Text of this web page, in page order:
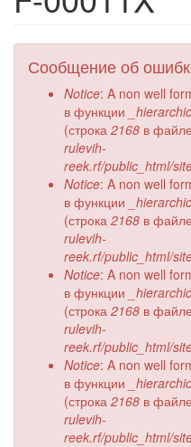
Сообщение об
Notice: A non well
в функции
(строка 2168 в
rulevih-
reek.rf/public_html/
Notice: A non well
в функции
(строка 2168 в
rulevih-
reek.rf/public_html/
Notice: A non well
в функции
(строка 2168 в
rulevih-
reek.rf/public_html/
Notice: A non well
в функции
(строка 2168 в
rulevih-
reek.rf/public_html/